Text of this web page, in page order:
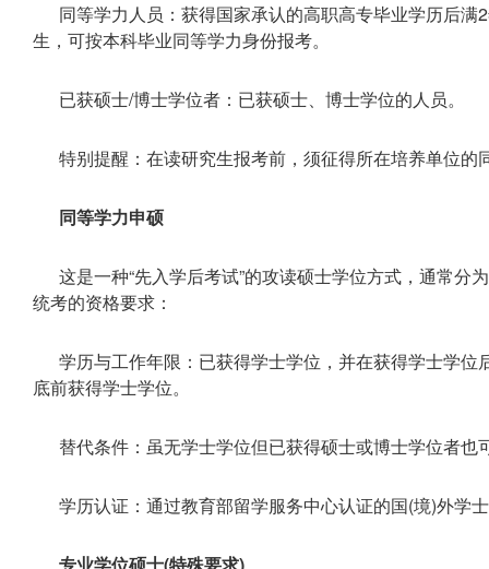
同等学力人员：获得国家承认的高职高专毕业学历后
生，可按本科毕业同等学力身份报考。
已获硕士/博士学位者：已获硕士、博士学位的人员。
特别提醒：在读研究生报考前，须征得所在培养单位的
同等学力申硕
这是一种“先入学后考试”的攻读硕士学位方式，通常
统考的资格要求：
学历与工作年限：已获得学士学位，并在获得学士学
底前获得学士学位。
替代条件：虽无学士学位但已获得硕士或博士学位者也
学历认证：通过教育部留学服务中心认证的国(境)外学